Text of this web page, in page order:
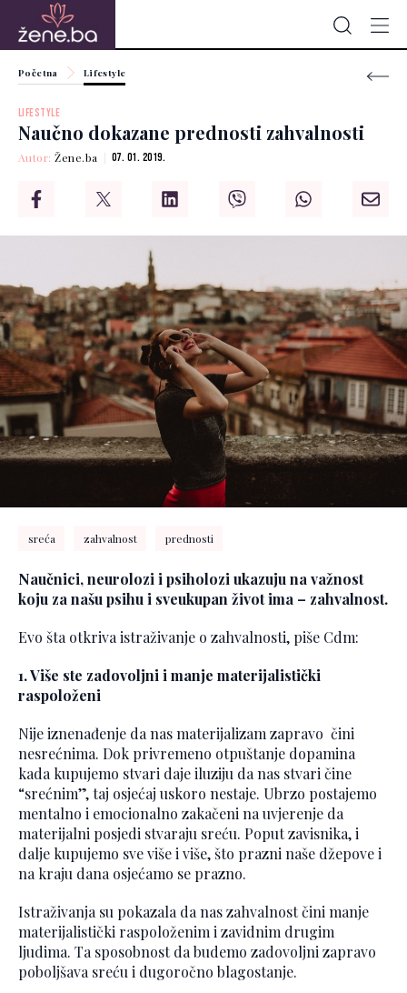
Početna Lifestyle
LIFESTYLE
Naučno dokazane prednosti zahvalnosti
Autor:Žene.ba 07. 01. 2019.
sreća zahvalnost prednosti
Naučnici, neurolozi i psiholozi ukazuju na važnost
koju za našu psihu i sveukupan život ima – zahvalnost.
Evo šta otkriva istraživanje o zahvalnosti, piše Cdm:
1. Više ste zadovoljni i manje materijalistički
raspoloženi
Nije iznenađenje da nas materijalizam zapravo čini
nesrećnima. Dok privremeno otpuštanje dopamina
kada kupujemo stvari daje iluziju da nas stvari čine
“srećnim”, taj osjećaj uskoro nestaje. Ubrzo postajemo
mentalno i emocionalno zakačeni na uvjerenje da
materijalni posjedi stvaraju sreću. Poput zavisnika, i
dalje kupujemo sve više i više, što prazni naše džepove i
na kraju dana osjećamo se prazno.
Istraživanja su pokazala da nas zahvalnost čini manje
materijalistički raspoloženim i zavidnim drugim
ljudima. Ta sposobnost da budemo zadovoljni zapravo
poboljšava sreću i dugoročno blagostanje.